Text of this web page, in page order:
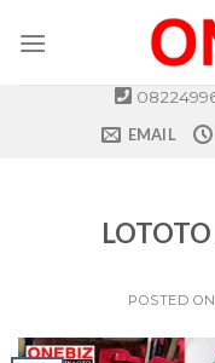
EMAIL
POSTED ON